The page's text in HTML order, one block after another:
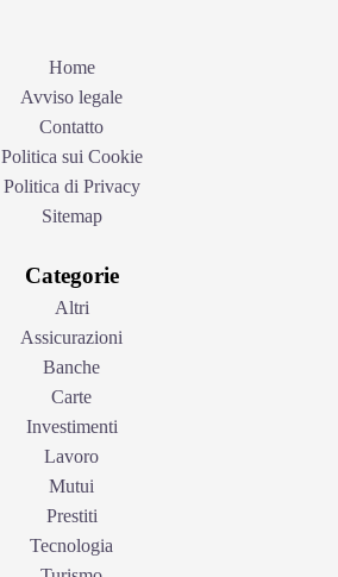
Home
Avviso legale
Contatto
Politica sui Cookie
Politica di Privacy
Sitemap
Categorie
Altri
Assicurazioni
Banche
Carte
Investimenti
Lavoro
Mutui
Prestiti
Tecnologia